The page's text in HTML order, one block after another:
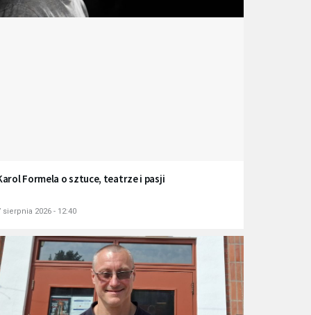
Formela o sztuce, teatrze i pasji
sierpnia 2026 - 12:40